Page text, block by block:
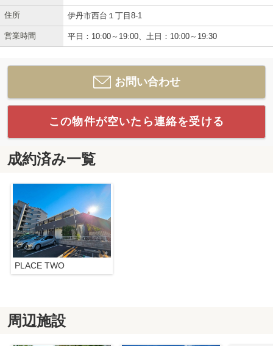
住所 伊丹市西台１丁目8-1
営業時間 平日：10:00～19:00、土日：10:00～19:30
お問い合わせ
この物件が空いたら連絡を受ける
成約済み一覧
PLACE TWO
周辺施設